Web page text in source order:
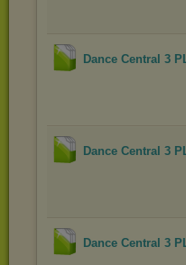
Dance Central 3
Dance Central 3
Dance Central 3